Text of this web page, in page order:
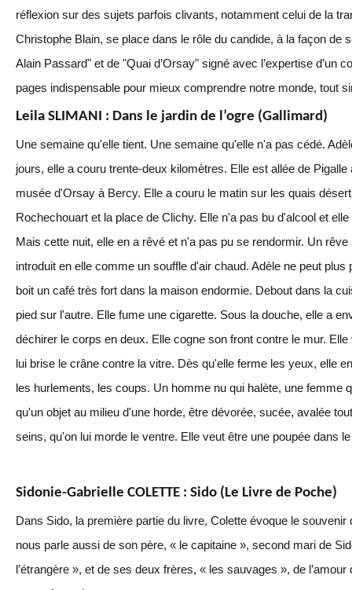
réflexion sur des sujets parfois clivants, notamment celui de la
Christophe Blain, se place dans le rôle du candide, à la façon de
Alain Passard" et de "Quai d’Orsay" signé avec l’expertise d’un
pages indispensable pour mieux comprendre notre monde, tout
Leila SLIMANI : Dans le jardin de l’ogre (Gallimard)
Une semaine qu'elle tient. Une semaine qu'elle n'a pas cédé.
jours, elle a couru trente-deux kilomètres. Elle est allée de
musée d'Orsay à Bercy. Elle a couru le matin sur les quais
Rochechouart et la place de Clichy. Elle n'a pas bu d'alcool et
Mais cette nuit, elle en a rêvé et n'a pas pu se rendormir. Un
introduit en elle comme un souffle d'air chaud. Adèle ne peut
boit un café très fort dans la maison endormie. Debout dans la
pied sur l'autre. Elle fume une cigarette. Sous la douche, elle a
déchirer le corps en deux. Elle cogne son front contre le mur.
lui brise le crâne contre la vitre. Dès qu'elle ferme les yeux, elle
les hurlements, les coups. Un homme nu qui halète, une femme
qu'un objet au milieu d'une horde, être dévorée, sucée, avalée
seins, qu'on lui morde le ventre. Elle veut être une poupée dans
Sidonie-Gabrielle COLETTE : Sido (Le Livre de Poche)
Dans Sido, la première partie du livre, Colette évoque le
nous parle aussi de son père, « le capitaine », second mari de
l’étrangère », et de ses deux frères, « les sauvages », de